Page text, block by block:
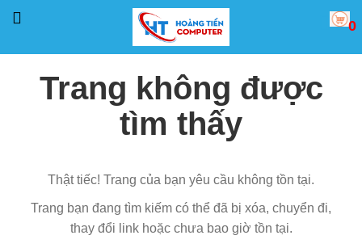
0
Trang không được
tìm thấy
Thật tiếc! Trang của bạn yêu cầu không tồn tại.
Trang bạn đang tìm kiếm có thể đã bị xóa, chuyển đi,
thay đổi link hoặc chưa bao giờ tồn tại.